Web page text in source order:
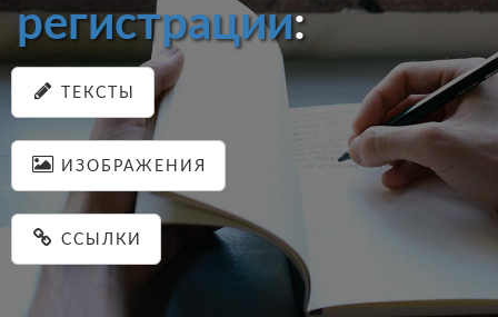
регистрации:
ТЕКСТЫ
ИЗОБРАЖЕНИЯ
ССЫЛКИ